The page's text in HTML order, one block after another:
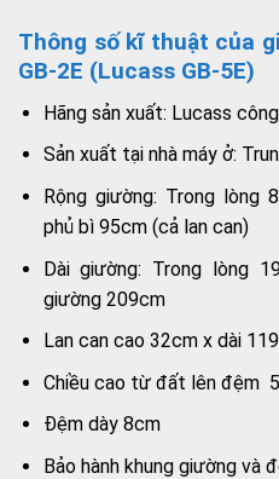
Thông số kĩ thuật của
GB-2E (Lucass GB-5E)
Hãng sản xuất: Lucass
Sản xuất tại nhà máy ở:
Rộng giường: Trong lòng
phủ bì 95cm (cả lan can)
Dài giường: Trong lòng
giường 209cm
Lan can cao 32cm x dài
Chiều cao từ đất lên đệm
Đệm dày 8cm
Bảo hành khung giường và